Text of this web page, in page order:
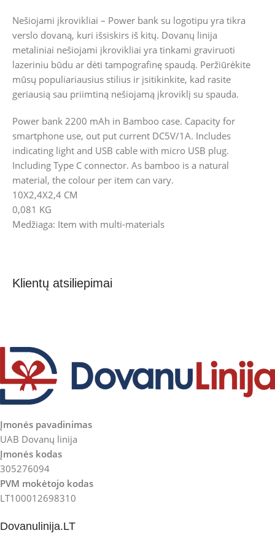
Nešiojami įkrovikliai – Power bank su logotipu yra tikra
verslo dovaną, kuri išsiskirs iš kitų. Dovanų linija
metaliniai nešiojami įkrovikliai yra tinkami graviruoti
lazeriniu būdu ar dėti tampografinę spaudą. Peržiūrėkite
mūsų populiariausius stilius ir įsitikinkite, kad rasite
geriausią sau priimtiną nešiojamą įkroviklį su spauda.
Power bank 2200 mAh in Bamboo case. Capacity for
smartphone use, out put current DC5V/1A. Includes
indicating light and USB cable with micro USB plug.
Including Type C connector. As bamboo is a natural
material, the colour per item can vary.
10X2,4X2,4 CM
0,081 KG
Medžiaga: Item with multi-materials
Klientų atsiliepimai
Įmonės pavadinimas
UAB Dovanų linija
Įmonės kodas
305276094
PVM mokėtojo kodas
LT100012698310
Dovanulinija.LT